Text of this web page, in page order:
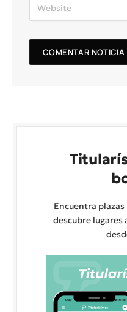
Encuentra
descubre lugares